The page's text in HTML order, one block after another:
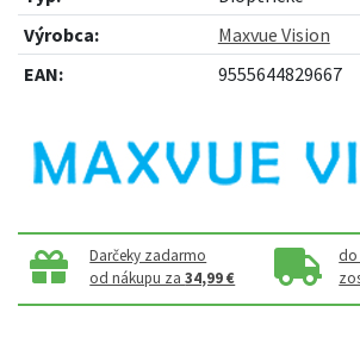
Výrobca:
Maxvue Vision
EAN:
9555644829667
Darčeky zadarmo
od nákupu za34,99 €